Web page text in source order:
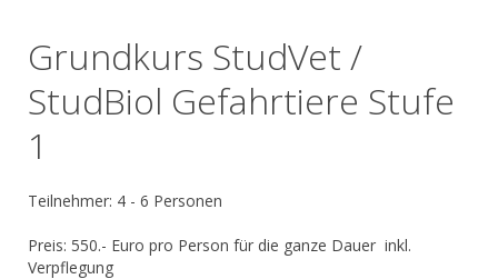
Grundkurs StudVet /
StudBiol Gefahrtiere Stufe
1
Teilnehmer: 4 - 6 Personen
Preis: 550.- Euro pro Person für die ganze Dauer inkl.
Verpflegung